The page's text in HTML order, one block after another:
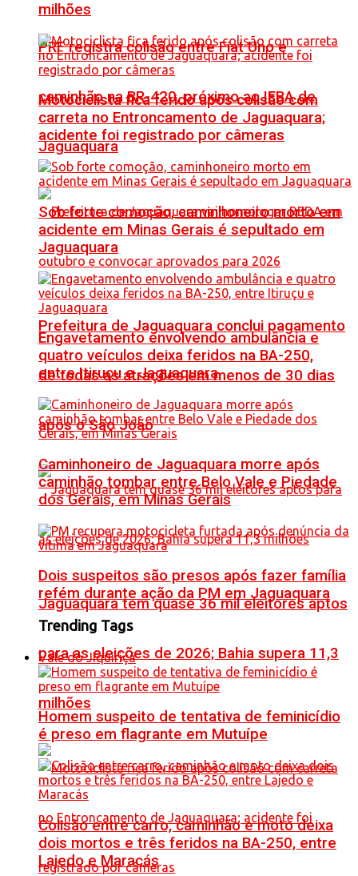
PRF registra colisão entre Fiat Uno e
caminhão na BR-420, próximo ao IFBA de
Jaguaquara
Prefeitura de Jaguaquara conclui pagamento
de todas as atrações em menos de 30 dias
após o São João
Jaguaquara tem quase 36 mil eleitores aptos
para as eleições de 2026; Bahia supera 11,3
milhões
milhões
Motociclista fica ferido após colisão com
carreta no Entroncamento de Jaguaquara;
acidente foi registrado por câmeras
Sob forte comoção, caminhoneiro morto em
acidente em Minas Gerais é sepultado em
Jaguaquara
Engavetamento envolvendo ambulância e
quatro veículos deixa feridos na BA-250,
entre Itiruçu e Jaguaquara
Caminhoneiro de Jaguaquara morre após
caminhão tombar entre Belo Vale e Piedade
dos Gerais, em Minas Gerais
Dois suspeitos são presos após fazer família
refém durante ação da PM em Jaguaquara
Trending Tags
Vale do Jiquiriçá
Homem suspeito de tentativa de feminicídio
é preso em flagrante em Mutuípe
Colisão entre carro, caminhão e moto deixa
dois mortos e três feridos na BA-250, entre
Lajedo e Maracás